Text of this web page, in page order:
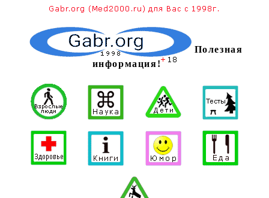
Полезная
информация!